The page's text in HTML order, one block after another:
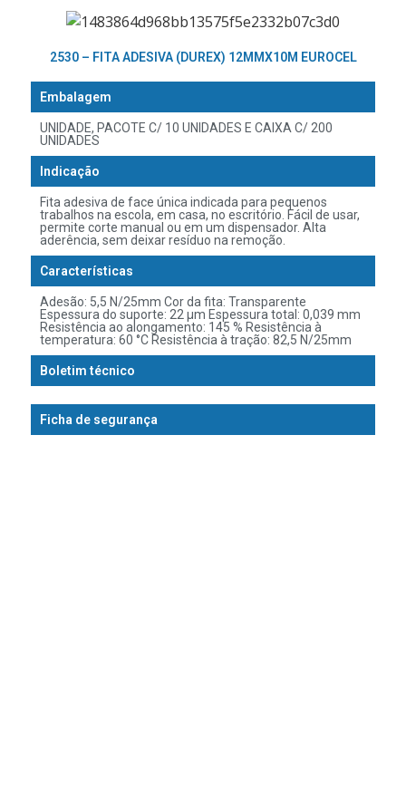
2530 – FITA ADESIVA (DUREX) 12MMX10M EUROCEL
Embalagem
UNIDADE, PACOTE C/ 10 UNIDADES E CAIXA C/ 200
UNIDADES
Indicação
Fita adesiva de face única indicada para pequenos
trabalhos na escola, em casa, no escritório. Fácil de usar,
permite corte manual ou em um dispensador. Alta
aderência, sem deixar resíduo na remoção.
Características
Adesão: 5,5 N/25mm Cor da fita: Transparente
Espessura do suporte: 22 µm Espessura total: 0,039 mm
Resistência ao alongamento: 145 % Resistência à
temperatura: 60 °C Resistência à tração: 82,5 N/25mm
Boletim técnico
Ficha de segurança